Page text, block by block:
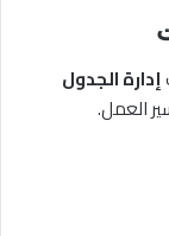
إدارة الجدول
العمل.